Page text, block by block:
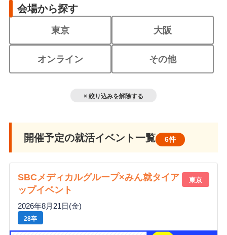
会場から探す
東京 大阪
オンライン その他
× 絞り込みを解除する
開催予定の就活イベント一覧 6件
SBCメディカルグループ×みん就タイア
ップイベント
東京
2026年8月21日(金)
28卒